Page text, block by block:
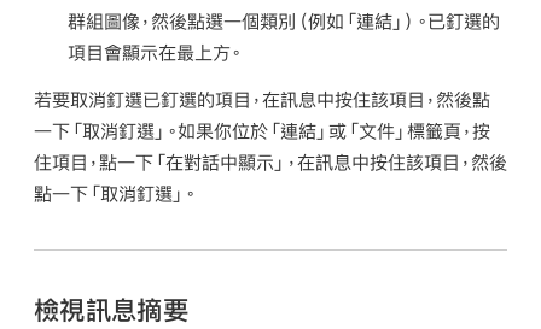
群組圖像，然後點選一個類別（例如「連結」）。已釘選的
項目會顯示在最上方。
若要取消釘選已釘選的項目，在訊息中按住該項目，然後點
一下「取消釘選」。如果你位於「連結」或「文件」標籤頁，按
住項目，點一下「在對話中顯示」，在訊息中按住該項目，然後
點一下「取消釘選」。
檢視訊息摘要